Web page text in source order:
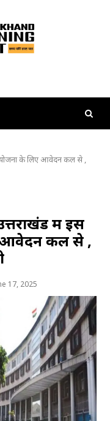
के लिए आवेदन कल से ,
में इस
आवेदन कल से ,
17, 2025